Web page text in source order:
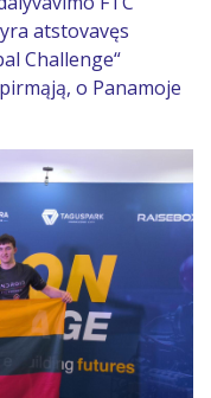
atstovavęs
Challenge“
o Panamoje